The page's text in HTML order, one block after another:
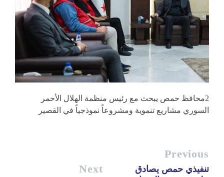
2محافظ حمص يبحث مع رئيس منظمة الهلال الأحمر
السوري مشاريع تنموية ومشروعاً نموذجياً في القصير
Previous
تنفيذي حمص يصادق
Next